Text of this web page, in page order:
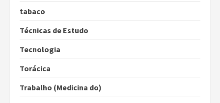
tabaco
Técnicas de Estudo
Tecnologia
Torácica
Trabalho (Medicina do)